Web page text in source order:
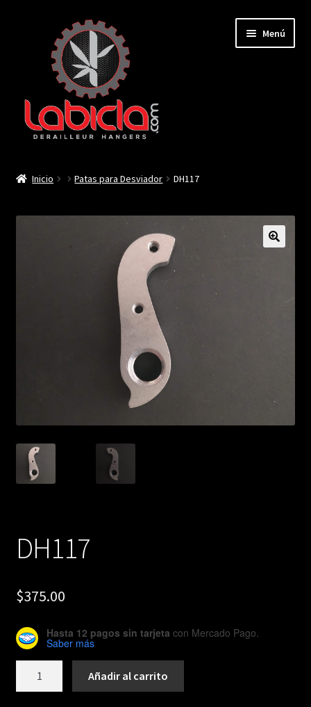
navegación
contenido
Menú
Inicio Patas para Desviador DH117
DH117
$375.00
Hasta 12 pagos sin tarjeta con Mercado Pago.
Saber más
Añadir al carrito